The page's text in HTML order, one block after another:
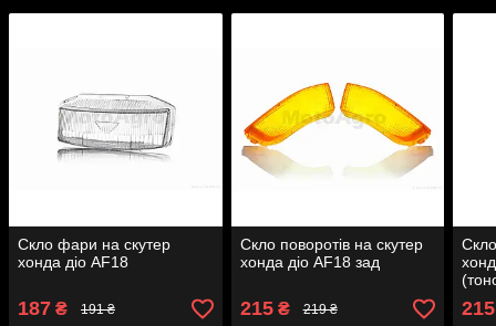
Скло фари на скутер
хонда діо AF18
187 ₴ 191 ₴
Скло поворотів на скутер
хонда діо AF18 зад
215₴ 219 ₴ 215